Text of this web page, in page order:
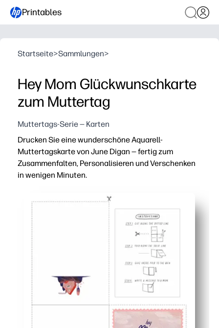
Printables
Startseite>Sammlungen>
Hey Mom Glückwunschkarte
zum Muttertag
Muttertags-Serie — Karten
Drucken Sie eine wunderschöne Aquarell-
Muttertagskarte von June Digan — fertig zum
Zusammenfalten, Personalisieren und Verschenken
in wenigen Minuten.
Keine Vorbereitung — einfach auf Letter oder A4
Von Kindern anerkannte Kreativität — fügen Sie eine
Last-Minute-freundlich — überspringen Sie den Laden
Vielseitig einsetzbar — perfekt für Klassenzimmer,